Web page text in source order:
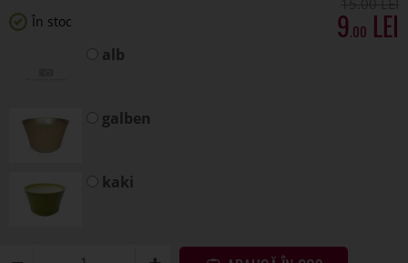
În stoc 9.00
alb
galben
kaki